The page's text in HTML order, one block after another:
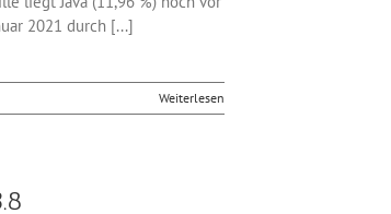
2021 durch [...]
Weiterlesen